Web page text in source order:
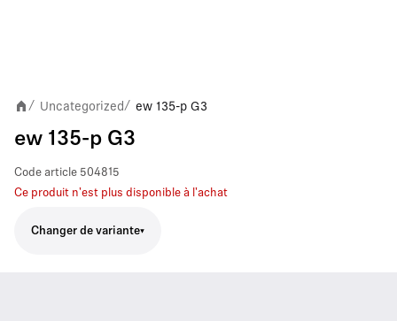
/ Uncategorized / ew 135-p G3
ew 135-p G3
Code article 504815
Ce produit n'est plus disponible à l'achat
Changer de variante